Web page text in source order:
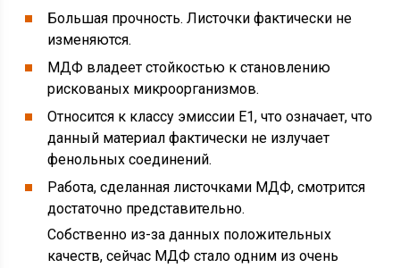
Большая прочность. Листочки фактически не
изменяются.
МДФ владеет стойкостью к становлению
рискованых микроорганизмов.
Относится к классу эмиссии Е1, что означает, что
данный материал фактически не излучает
фенольных соединений.
Работа, сделанная листочками МДФ, смотрится
достаточно представительно.
Собственно из-за данных положительных
качеств, сейчас МДФ стало одним из очень